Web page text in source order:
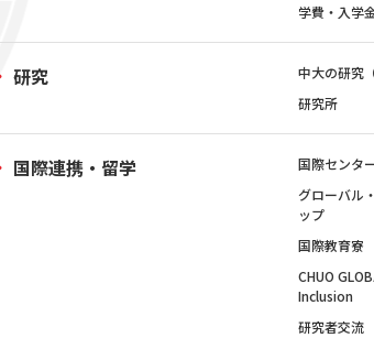
学費・入学
研究 中大の研究
研究所
国際連携・留学 国際センタ
グローバル
ップ
国際教育寮
CHUO
Inclusion
研究者交流